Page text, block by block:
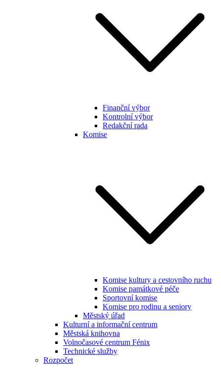
Finanční výbor
Kontrolní výbor
Redakční rada
Komise
Komise kultury a cestovního ruchu
Komise památkové péče
Sportovní komise
Komise pro rodinu a seniory
Městský úřad
Kulturní a informační centrum
Městská knihovna
Volnočasové centrum Fénix
Technické služby
Rozpočet